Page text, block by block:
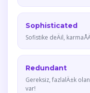
Sophisticated
Sofistike deÄil,
Redundant
Gereksiz, fazlalÄ±k olan
var!